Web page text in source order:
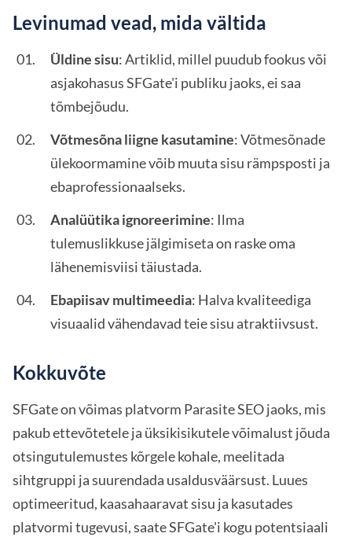
Levinumad vead, mida vältida
Üldine sisu: Artiklid, millel puudub fookus või
asjakohasus SFGate'i publiku jaoks, ei saa
tõmbejõudu.
Võtmesõna liigne kasutamine: Võtmesõnade
ülekoormamine võib muuta sisu rämpsposti ja
ebaprofessionaalseks.
Analüütika ignoreerimine: Ilma
tulemuslikkuse jälgimiseta on raske oma
lähenemisviisi täiustada.
Ebapiisav multimeedia: Halva kvaliteediga
visuaalid vähendavad teie sisu atraktiivsust.
Kokkuvõte
SFGate on võimas platvorm Parasite SEO jaoks, mis
pakub ettevõtetele ja üksikisikutele võimalust jõuda
otsingutulemustes kõrgele kohale, meelitada
sihtgruppi ja suurendada usaldusväärsust. Luues
optimeeritud, kaasahaaravat sisu ja kasutades
platvormi tugevusi, saate SFGate'i kogu potentsiaali